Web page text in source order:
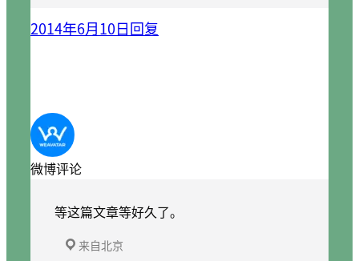
2014年6月10日回复
微博评论
等这篇文章等好久了。
来自北京